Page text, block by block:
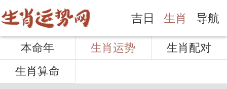
吉日 生肖 导航
本命年 生肖运势
生肖配对
生肖算命